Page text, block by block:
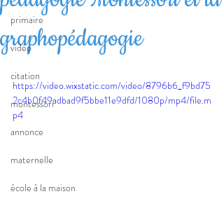
primaire
vidéo
citation
montessori
annonce
maternelle
école à la maison
graphopédagogie
https://video.wixstatic.com/video/8796b6_f9bd75
2c4b0f49adbad9f5bbe11e9dfd/1080p/mp4/file.m
p4